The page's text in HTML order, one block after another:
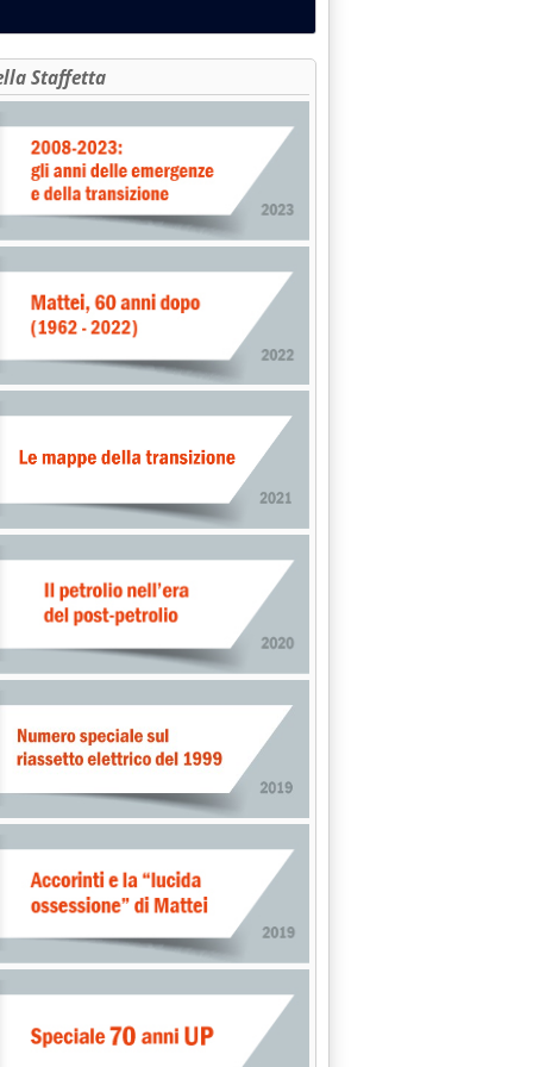
contro Torre Nord'
Puglia: non rispettate prescrizioni Via'
Staffetta